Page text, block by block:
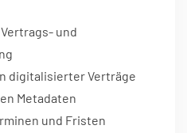
und
digitalisierter Verträge
Metadaten
und Fristen